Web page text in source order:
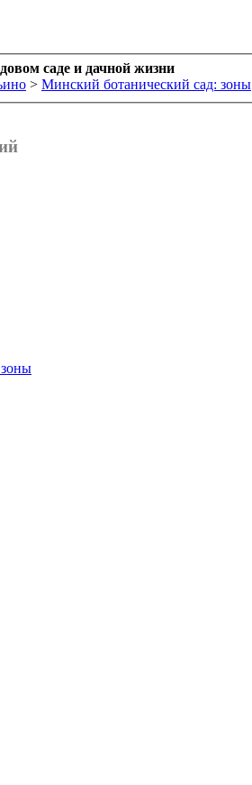
саде и дачной жизни
> Минский ботанический сад: зоны